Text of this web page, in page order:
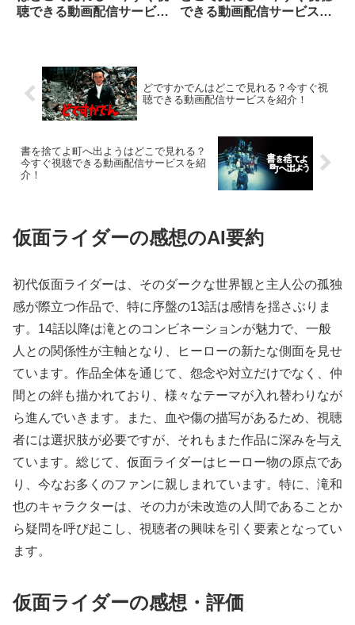
聴できる動画配信サービス
できる動画配信サービスを
どですかでんはどこで見れる？今すぐ視
聴できる動画配信サービスを紹介！
書を捨てよ町へ出ようはどこで見れる？
今すぐ視聴できる動画配信サービスを紹
介！
仮面ライダーの感想のAI要約
初代仮面ライダーは、そのダークな世界観と主人公の孤独
感が際立つ作品で、特に序盤の13話は感情を揺さぶりま
す。14話以降は滝とのコンビネーションが魅力で、一般
人との関係性が主軸となり、ヒーローの新たな側面を見せ
ています。作品全体を通じて、怨念や対立だけでなく、仲
間との絆も描かれており、様々なテーマが入れ替わりなが
ら進んでいきます。また、血や傷の描写があるため、視聴
者には選択肢が必要ですが、それもまた作品に深みを与え
ています。総じて、仮面ライダーはヒーロー物の原点であ
り、今なお多くのファンに親しまれています。特に、滝和
也のキャラクターは、その力が未改造の人間であることか
ら疑問を呼び起こし、視聴者の興味を引く要素となってい
ます。
仮面ライダーの感想・評価